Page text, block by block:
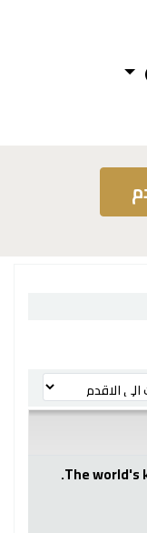
The world's